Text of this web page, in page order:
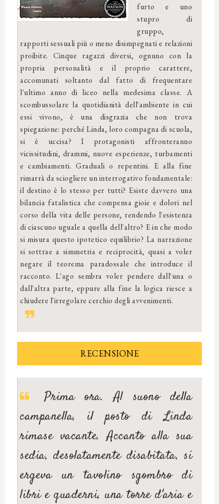
furto e uno
stupro di
gruppo,
rapporti sessuali più o meno disimpegnati e relazioni
proibite. Cinque ragazzi diversi, ognuno con la
propria personalità e il proprio carattere,
accomunati soltanto dal fatto di frequentare
l'ultimo anno di liceo nella medesima classe. A
scombussolare la quotidianità dell'ambiente in cui
essi vivono, è una disgrazia che non trova
spiegazione: perché Linda, loro compagna di scuola,
si è uccisa? I protagonisti affronteranno
vicissitudini, drammi, nuove esperienze, turbamenti
e cambiamenti. Graduali o repentini. E alla fine
rimarrà da sciogliere un interrogativo fondamentale:
il destino è lo stesso per tutti? Esiste davvero una
bilancia fatalistica che compensa gioie e dolori nel
corso della vita delle persone, rendendo l'esistenza
di ciascuno uguale a quella dell'altro? E in che modo
si misura questo ipotetico equilibrio? La narrazione
si sottrae a simmetria e reciprocità, quasi a voler
negare il teorema paradossale che introduce il
racconto. L'ago sembra voler pendere dall'una o
dall'altra parte, eppure alla fine la logica riesce a
chiudere l'irregolare cerchio degli avvenimenti.
RECENSIONE
Prima ora. Al suono della
campanella, il posto di Linda
rimase vacante. Accanto alla sua
sedia, desolatamente disabitata, si
ergeva un tavolino sgombro di
libri e quaderni, una torre d'aria e